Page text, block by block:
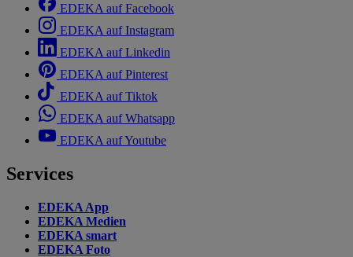
EDEKA auf Facebook
EDEKA auf Instagram
EDEKA auf Linkedin
EDEKA auf Pinterest
EDEKA auf Tiktok
EDEKA auf Whatsapp
EDEKA auf Youtube
Services
EDEKA App
EDEKA Medien
EDEKA smart
EDEKA Foto